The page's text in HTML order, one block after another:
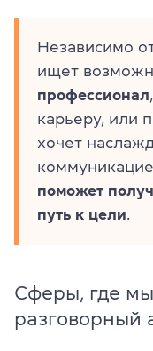
Независимо
ищет
профессионал
карьеру, или
хочет
поможет
путь к цели.
Сферы, где
разговорный